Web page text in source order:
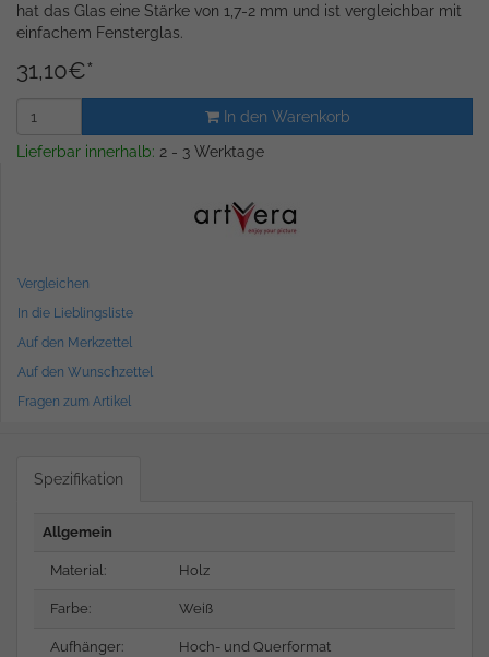
hat das Glas eine Stärke von 1,7-2 mm und ist vergleichbar mit
einfachem Fensterglas.
31,10€*
In den Warenkorb
Lieferbar innerhalb: 2 - 3 Werktage
Vergleichen
In die Lieblingsliste
Auf den Merkzettel
Auf den Wunschzettel
Fragen zum Artikel
Spezifikation
Allgemein
Material: Holz
Farbe: Weiß
Aufhänger: Hoch- und Querformat